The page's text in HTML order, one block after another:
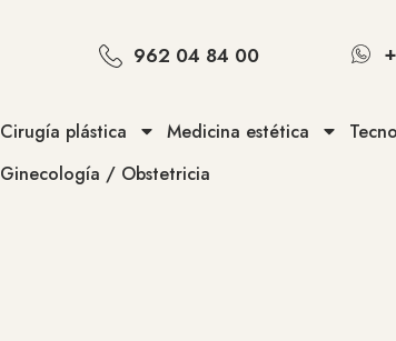
962 04 84 00
Cirugía plástica Medicina estética
Ginecología / Obstetricia